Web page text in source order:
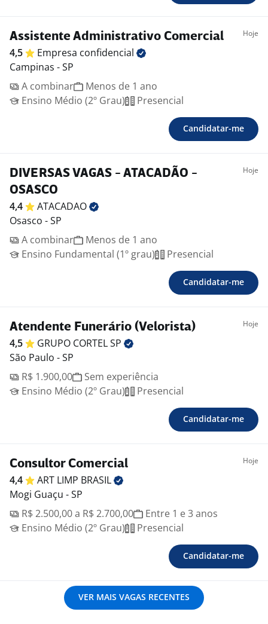
Assistente Administrativo Comercial Hoje
4,5 Empresa confidencial
Campinas - SP
A combinar
Menos de 1 ano
Ensino Médio (2º Grau)
Presencial
Candidatar-me
DIVERSAS VAGAS - ATACADÃO -
OSASCO
Hoje
4,4
ATACADAO
Osasco - SP
A combinar
Menos de 1 ano
Ensino Fundamental (1º grau)
Presencial
Candidatar-me
Atendente Funerário (Velorista) Hoje
4,5 GRUPO CORTELSP
São Paulo - SP
R$ 1.900,00
Sem experiência
Ensino Médio (2º Grau)
Presencial
Candidatar-me
Consultor Comercial Hoje
4,4 ART LIMP BRASIL
Mogi Guaçu - SP
R$ 2.500,00 a R$ 2.700,00
Entre 1 e 3 anos
Ensino Médio (2º Grau)
Presencial
Candidatar-me
VER MAIS VAGAS RECENTES